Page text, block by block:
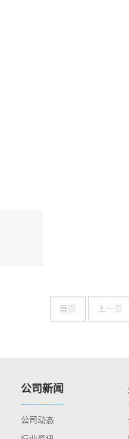
首页 上一页
公司新闻
公司动态